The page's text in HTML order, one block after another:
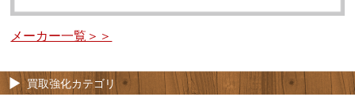
メーカー一覧＞＞
買取強化カテゴリ